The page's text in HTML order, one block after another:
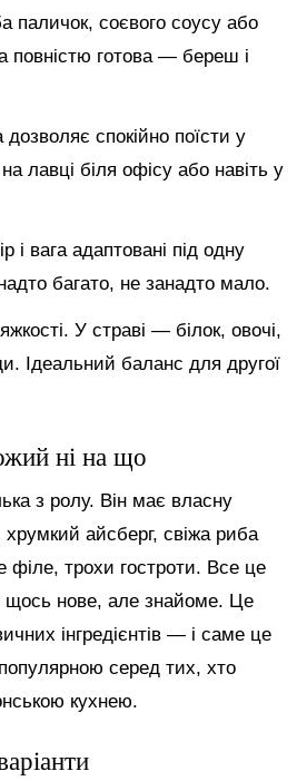
паличок, соєвого соусу або
повністю готова — береш і
спокійно поїсти у
лавці біля офісу або навіть у
і вага адаптовані під одну
багато, не занадто мало.
У страві — білок, овочі,
Ідеальний баланс для другої
ні на що
з ролу. Він має власну
айсберг, свіжа риба
філе, трохи гостроти. Все це
щось нове, але знайоме. Це
інгредієнтів — і саме це
серед тих, хто
кухнею.